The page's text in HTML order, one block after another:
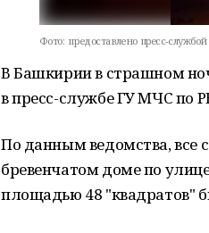
Фото: предоставлено пресс-
В Башкирии в страшном
в пресс-службе ГУ МЧС по
По данным ведомства, все
бревенчатом доме по
площадью 48 "квадратов"